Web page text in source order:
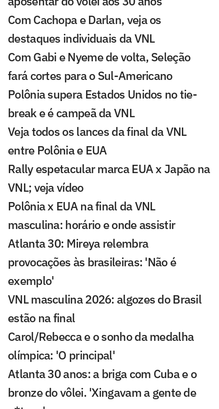
Com Cachopa e Darlan, veja os
destaques individuais da VNL
Com Gabi e Nyeme de volta, Seleção
fará cortes para o Sul-Americano
Polônia supera Estados Unidos no tie-
break e é campeã da VNL
Veja todos os lances da final da VNL
entre Polônia e EUA
Rally espetacular marca EUA x Japão na
VNL; veja vídeo
Polônia x EUA na final da VNL
masculina: horário e onde assistir
Atlanta 30: Mireya relembra
provocações às brasileiras: 'Não é
exemplo'
VNL masculina 2026: algozes do Brasil
estão na final
Carol/Rebecca e o sonho da medalha
olímpica: 'O principal'
Atlanta 30 anos: a briga com Cuba e o
bronze do vôlei. 'Xingavam a gente de